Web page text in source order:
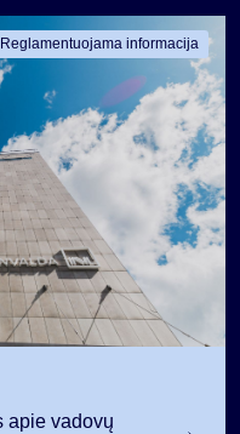
Reglamentuojama informacija
apie vadovų